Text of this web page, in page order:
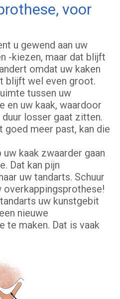
voor
u gewend aan uw
-kiezen, maar dat blijft
omdat uw kaken
blijft wel even groot.
tussen uw
en uw kaak, waardoor
losser gaat zitten.
goed meer past, kan die
kaak zwaarder gaan
Dat kan pijn
uw tandarts. Schuur
uw kunstgebit
nieuwe
te maken. Dat is vaak